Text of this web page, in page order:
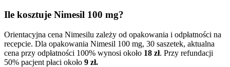
Ile kosztuje Nimesil 100 mg?
Orientacyjna cena Nimesilu zależy od opakowania i odpłatności na
recepcie. Dla opakowania Nimesil 100 mg, 30 saszetek, aktualna
cena przy odpłatności 100% wynosi około 18 zł. Przy refundacji
50% pacjent płaci około 9 zł.